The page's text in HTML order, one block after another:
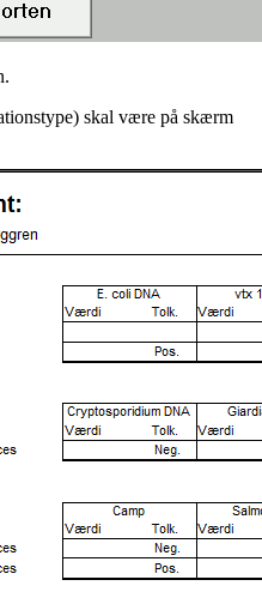
skal være på skærm